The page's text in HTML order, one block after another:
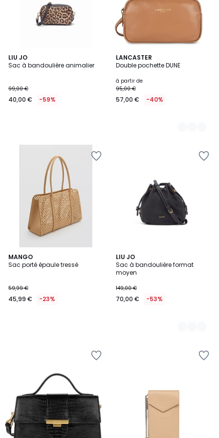
LIU JO
Sac à bandoulière animalier
99,00 €
40,00 € -59%
LANCASTER
Double pochette DUNE
à partir de
95,00 €
57,00 € -40%
4
Couleurs
MANGO
Sac porté épaule tressé
59,99 €
45,99 € -23%
LIU JO
Sac à bandoulière format
moyen
149,00 €
70,00 € -53%
3
Couleurs